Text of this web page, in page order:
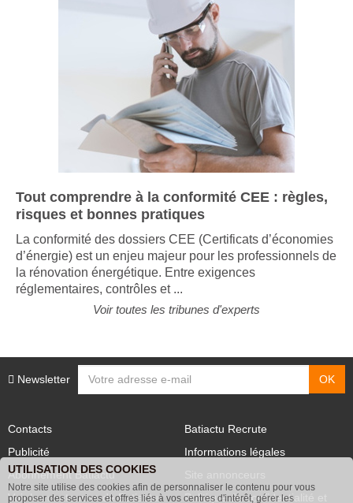
Tout comprendre à la conformité CEE : règles,
risques et bonnes pratiques
La conformité des dossiers CEE (Certificats d’économies
d’énergie) est un enjeu majeur pour les professionnels de
la rénovation énergétique. Entre exigences
réglementaires, contrôles et ...
Voir toutes les tribunes d'experts
Newsletter
Contacts
Publicité
Abonnement Batiactu
Voir les contenus+ de Batiactu
Batiactu Recrute
Informations légales
Politique de confidentialité et
UTILISATION DES COOKIES
Notre site utilise des cookies afin de personnaliser le contenu pour vous
proposer des services et offres liés à vos centres d'intérêt, gérer les